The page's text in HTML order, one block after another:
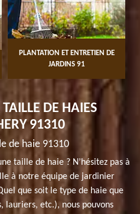
PLANTATION ET ENTRETIEN DE
JARDINS 91
DE HAIES
91310
de haie 91310
taille de haie ? N’hésitez pas à
à notre équipe de jardinier
que soit le type de haie que
lauriers, etc.), nous pouvons